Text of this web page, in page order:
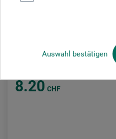
Auswahl bestätigen
Fit Synthetics set de pinceaux
8.20 CHF